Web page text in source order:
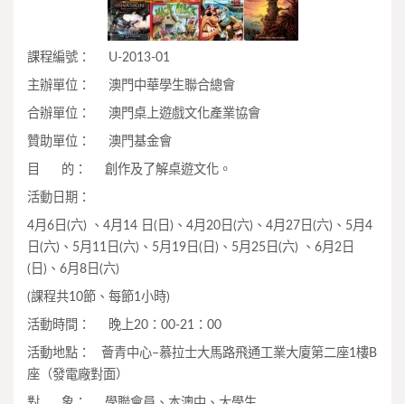
課程編號： U-2013-01
主辦單位： 澳門中華學生聯合總會
合辦單位： 澳門桌上遊戲文化產業協會
贊助單位： 澳門基金會
目 的： 創作及了解桌遊文化。
活動日期：
4月6日(六) 、4月14 日(日)、4月20日(六)、4月27日(六)、5月4
日(六)、5月11日(六)、5月19日(日)、5月25日(六) 、6月2日
(日)、6月8日(六)
(課程共10節、每節1小時)
活動時間： 晚上20：00-21：00
活動地點： 薈青中心–慕拉士大馬路飛通工業大廈第二座1樓B
座（發電廠對面）